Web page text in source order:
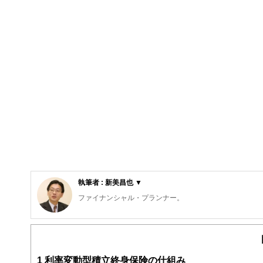
執筆者 : 新美昌也 ▼
ファイナンシャル・プランナー。
ライフプラン・キャッシュフロー分析に基づいた家計相
入院・介護のお金」（技術評論社）がある。
1 利率変動型積立終身保険の仕組み